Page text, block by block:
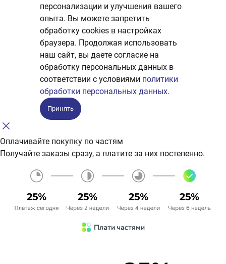
персонализации и улучшения вашего
опыта. Вы можете запретить
обработку сookies в настройках
браузера. Продолжая использовать
наш сайт, вы даете согласие на
обработку персональных данных в
соответствии с условиями политики
обработки персональных данных.
Принять
Оплачивайте покупку по частям
Получайте заказы сразу, а платите за них постепенно.